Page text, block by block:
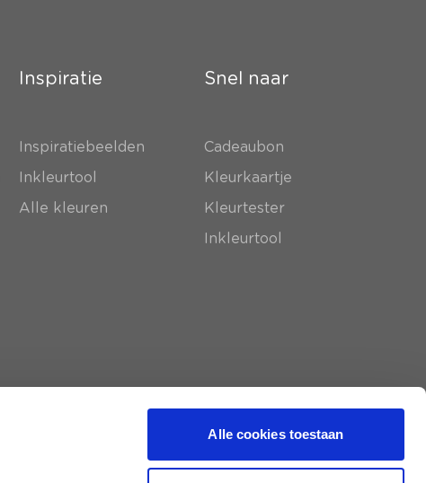
Alle cookies toestaan
Inspiratie
Inspiratiebeelden
Inkleurtool
Alle kleuren
Snel naar
Cadeaubon
Kleurkaartje
Kleurtester
Inkleurtool